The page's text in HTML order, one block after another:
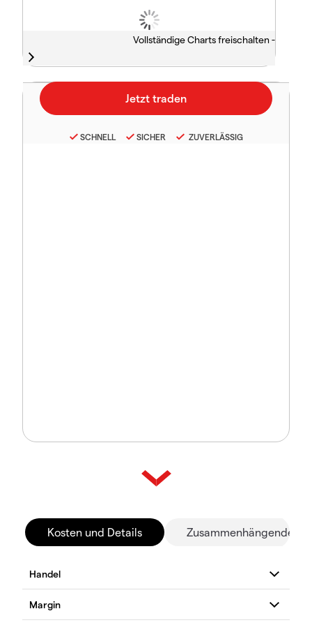
Vollständige Charts freischalten -
SCHNELL SICHER ZUVERLÄSSIG
Kosten und Details Zusammenhängende